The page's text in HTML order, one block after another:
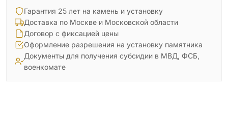
Гарантия 25 лет на камень и установку
Доставка по Москве и Московской области
Договор с фиксацией цены
Оформление разрешения на установку памятника
Документы для получения субсидии в МВД, ФСБ,
военкомате